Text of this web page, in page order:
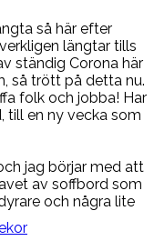
så här efter
längtar tills
ständig Corona här
så trött på detta nu.
folk och jobba! Har
till en ny vecka som
jag börjar med att
av soffbord som
och några lite